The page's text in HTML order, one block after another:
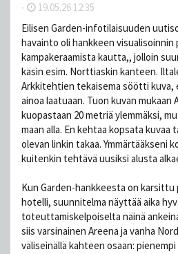
- 19.05.26 12:35
Eilisen Garden-infotilaisuuden
havainto oli hankkeen visualisoinnin
kampakeraamista kautta,, jolloin
käsin esim. Norttiaskin kanteen.
Arkkitehtien tekaisema söötti kuva,
ainoa laatuaan. Tuon kuvan mukaan
kuopastaan 20 metriä ylemmäksi,
maan alla. En kehtaa kopsata
olevan linkin takaa. Ymmärtääkseni
kuitenkin tehtävä uusiksi alusta
Kun Garden-hankkeesta on
hotelli, suunnitelma näyttää aika
toteuttamiskelpoiselta näinä
siis varsinainen Areena ja vanha
väliseinällä kahteen osaan: